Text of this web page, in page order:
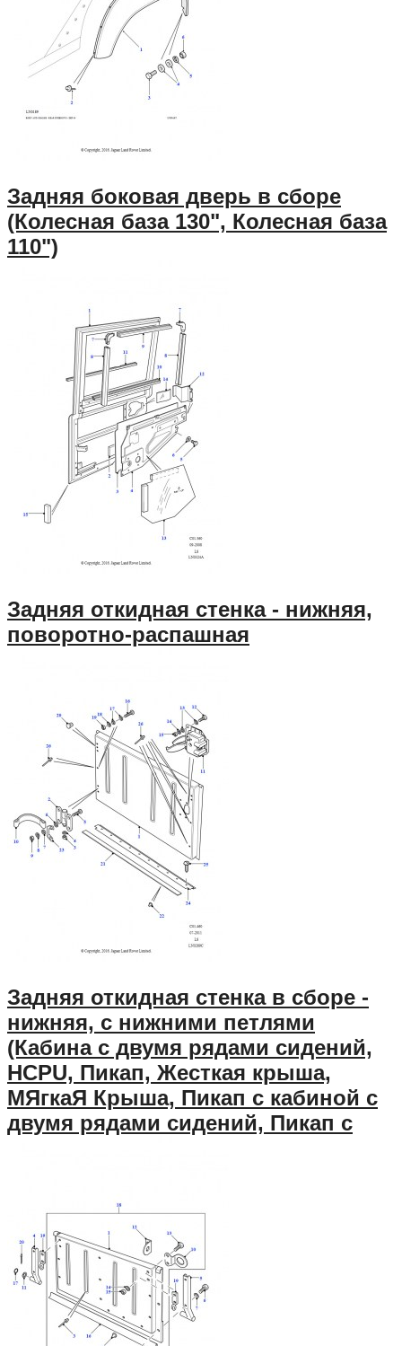
Задняя боковая дверь в сборе
(Колесная база 130", Колесная база
110")
Задняя откидная стенка - нижняя,
поворотно-распашная
Задняя откидная стенка в сборе -
нижняя, с нижними петлями
(Кабина с двумя рядами сидений,
HCPU, Пикап, Жесткая крыша,
МЯгкаЯ Крыша, Пикап с кабиной с
двумя рядами сидений, Пикап с